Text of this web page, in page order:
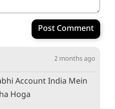
Post Comment
2 months ago
Account India Mein
Hoga